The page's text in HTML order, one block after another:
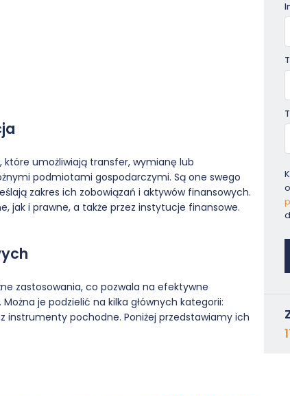
umożliwiają transfer, wymianę lub
podmiotami gospodarczymi. Są one swego
zakres ich zobowiązań i aktywów finansowych.
jak i prawne, a także przez instytucje finansowe.
zastosowania, co pozwala na efektywne
je podzielić na kilka głównych kategorii:
instrumenty pochodne. Poniżej przedstawiamy ich